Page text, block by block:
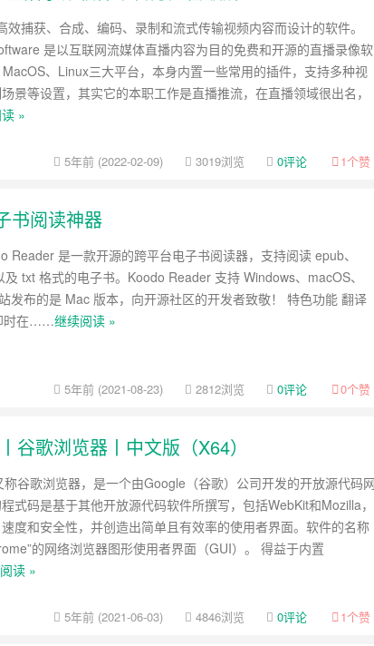
效捕获、合成、编码、录制和流式传输视频内容而设计的软件。
是以互联网流媒体直播内容为目的免费和开源的直播录像软
、Linux三大平台，本身内置一些常用的插件，支持多种视
景等设置，其实它的本职工作是直播推流，在直播领域很出名，
»
5年前 (2022-02-09) 3019浏览 0评论 1个赞
书阅读神器
Reader 是一款开源的跨平台电子书阅读器，支持阅读 epub、
txt 格式的电子书。Koodo Reader 支持 Windows、macOS、
发布的是 Mac 版本，向开源社区的开发者致敬！ 特色功能 翻译
时在……继续阅读 »
5年前 (2021-08-23) 2812浏览 0评论 0个赞
歌浏览器丨中文版（X64）
谷歌浏览器，是一个由Google（谷歌）公司开发的开放源代码
式码是基于其他开放源代码软件所撰写，包括WebKit和Mozilla，
度和安全性，并创造出简单且有效率的使用者界面。软件的名称
的网络浏览器图形使用者界面（GUI）。 得益于内置
读 »
5年前 (2021-06-03) 4846浏览 0评论 1个赞